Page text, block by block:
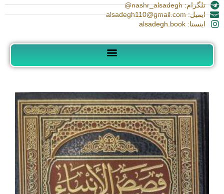
تلگرام: nashr_alsadegh@
ایمیل: alsadegh110@gmail.com
اینستا: alsadegh.book